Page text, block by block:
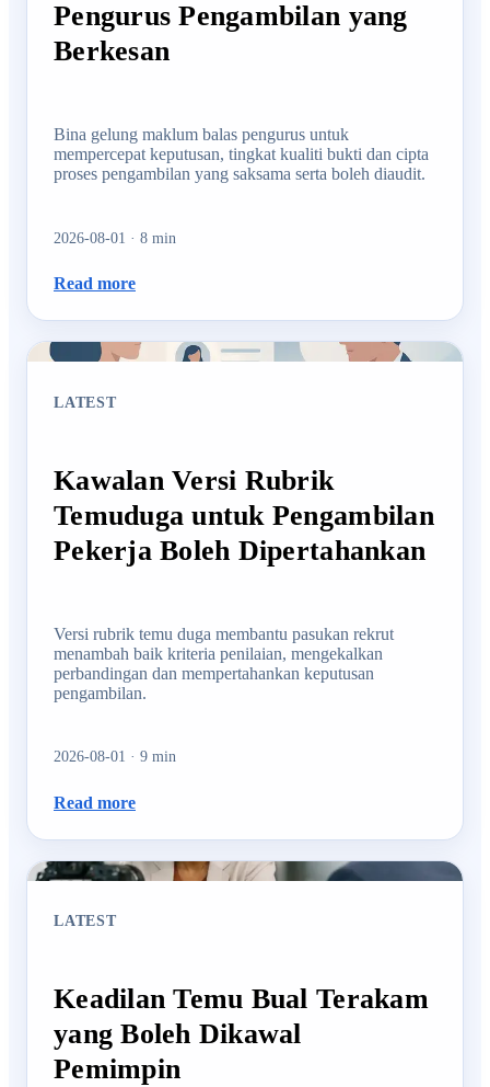
Pengurus Pengambilan yang
Berkesan
Bina gelung maklum balas pengurus untuk
mempercepat keputusan, tingkat kualiti bukti dan cipta
proses pengambilan yang saksama serta boleh diaudit.
2026-08-01 · 8 min
Read more
LATEST
Kawalan Versi Rubrik
Temuduga untuk Pengambilan
Pekerja Boleh Dipertahankan
Versi rubrik temu duga membantu pasukan rekrut
menambah baik kriteria penilaian, mengekalkan
perbandingan dan mempertahankan keputusan
pengambilan.
2026-08-01 · 9 min
Read more
LATEST
Keadilan Temu Bual Terakam
yang Boleh Dikawal
Pemimpin